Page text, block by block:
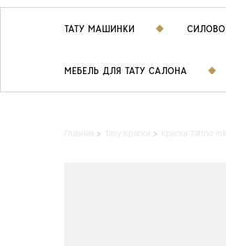
ТАТУ МАШИНКИ
МЕБЕЛЬ ДЛЯ ТАТУ САЛОНА
Главная Тату Краски Краска Tattoo Ink